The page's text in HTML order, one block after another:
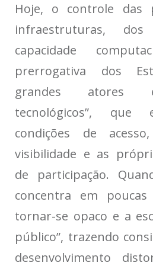
Hoje, o controle das
infraestruturas,
capacidade
prerrogativa dos
grandes atores
tecnológicos”, que
condições de
visibilidade e as
de participação.
concentra em
tornar-se opaco e a
público”, trazendo
desenvolvimento